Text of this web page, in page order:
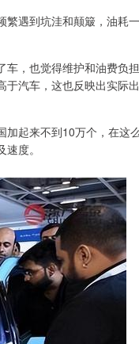
遇到坑洼和颠簸，油耗
车，也觉得维护和油费负
汽车，这也反映出实际
加起来不到10万个，在这
度。